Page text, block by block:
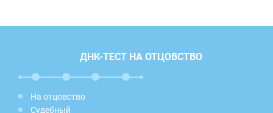
ДНК-ТЕСТ НА ОТЦОВСТВО
На отцовство
Судебный